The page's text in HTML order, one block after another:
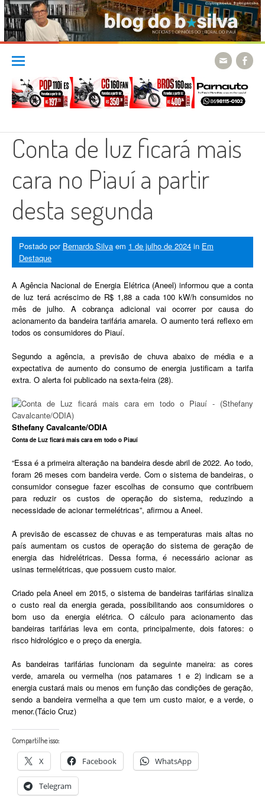
Skip
content
Conta de luz ficará mais
cara no Piauí a partir
desta segunda
Postado por Bernardo Silva em 1 de julho de 2024 in Em
Destaque
A Agência Nacional de Energia Elétrica (Aneel) informou que a conta
de luz terá acréscimo de R$ 1,88 a cada 100 kW/h consumidos no
mês de julho. A cobrança adicional vai ocorrer por causa do
acionamento da bandeira tarifária amarela. O aumento terá reflexo em
todos os consumidores do Piauí.
Segundo a agência, a previsão de chuva abaixo de média e a
expectativa de aumento do consumo de energia justificam a tarifa
extra. O alerta foi publicado na sexta-feira (28).
Sthefany Cavalcante/ODIA
Conta de Luz ficará mais cara em todo o Piauí
“Essa é a primeira alteração na bandeira desde abril de 2022. Ao todo,
foram 26 meses com bandeira verde. Com o sistema de bandeiras, o
consumidor consegue fazer escolhas de consumo que contribuem
para reduzir os custos de operação do sistema, reduzindo a
necessidade de acionar termelétricas”, afirmou a Aneel.
A previsão de escassez de chuvas e as temperaturas mais altas no
país aumentam os custos de operação do sistema de geração de
energia das hidrelétricas. Dessa forma, é necessário acionar as
usinas termelétricas, que possuem custo maior.
Criado pela Aneel em 2015, o sistema de bandeiras tarifárias sinaliza
o custo real da energia gerada, possibilitando aos consumidores o
bom uso da energia elétrica. O cálculo para acionamento das
bandeiras tarifárias leva em conta, principalmente, dois fatores: o
risco hidrológico e o preço da energia.
As bandeiras tarifárias funcionam da seguinte maneira: as cores
verde, amarela ou vermelha (nos patamares 1 e 2) indicam se a
energia custará mais ou menos em função das condições de geração,
sendo a bandeira vermelha a que tem um custo maior, e a verde, o
menor.(Tácio Cruz)
Compartilhe isso:
X Facebook WhatsApp
Telegram